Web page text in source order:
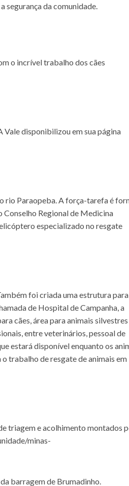
segurança da comunidade.
o incrível trabalho dos cães
Vale disponibilizou em sua página
rio Paraopeba. A força-tarefa é
Regional de Medicina
especializado no resgate
foi criada uma estrutura para
de Hospital de Campanha, a
cães, área para animais silvestres
entre veterinários, pessoal de
estará disponível enquanto os
trabalho de resgate de animais em
triagem e acolhimento montados
minas-
barragem de Brumadinho.